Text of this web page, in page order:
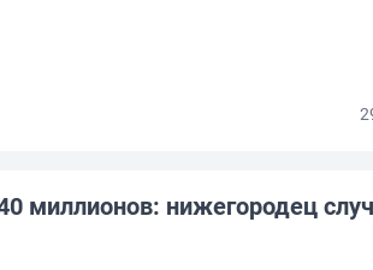
миллионов: нижегородец